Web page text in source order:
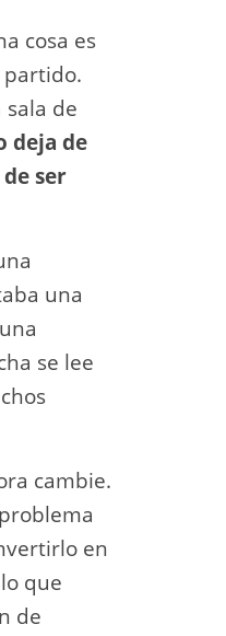
cosa es
de
deja de
ser
una
se lee
cambie.
en
que
de